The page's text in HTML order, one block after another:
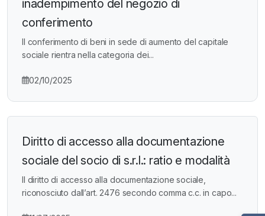
inadempimento del negozio di
conferimento
Il conferimento di beni in sede di aumento del capitale
sociale rientra nella categoria dei...
02/10/2025
Diritto di accesso alla documentazione
sociale del socio di s.r.l.: ratio e modalità
Il diritto di accesso alla documentazione sociale,
riconosciuto dall’art. 2476 secondo comma c.c. in capo...